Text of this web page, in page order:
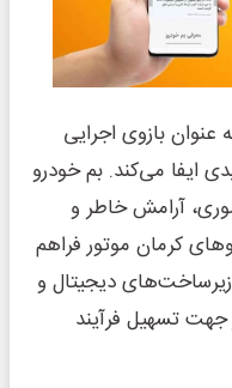
بازوی اجرایی
ایفا می‌کند. بم خودرو
آرامش خاطر و
کرمان موتور فراهم
زیرساخت‌های دیجیتال و
جهت تسهیل فرآیند